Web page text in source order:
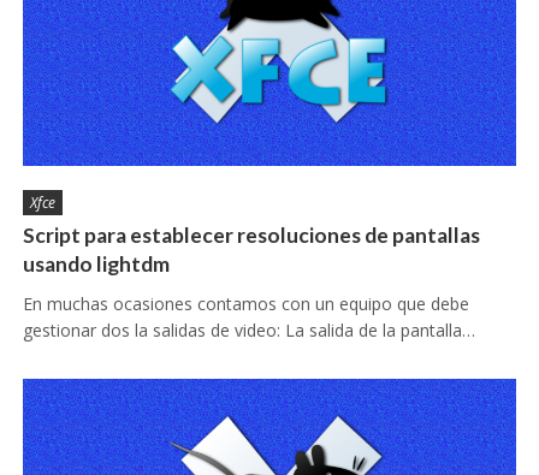
Xfce
Script para establecer resoluciones de pantallas
usando lightdm
En muchas ocasiones contamos con un equipo que debe
gestionar dos la salidas de video: La salida de la pantalla…